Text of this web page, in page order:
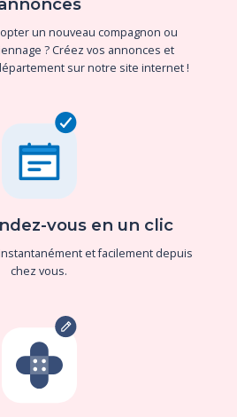
un nouveau compagnon ou
? Créez vos annonces et
sur notre site internet !
vous en un clic
et facilement depuis
chez vous.